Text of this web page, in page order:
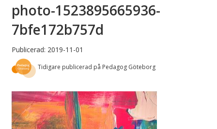
photo-1523895665936-
7bfe172b757d
Publicerad: 2019-11-01
Tidigare publicerad på Pedagog Göteborg